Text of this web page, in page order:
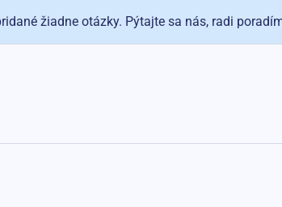
žiadne otázky. Pýtajte sa nás, radi